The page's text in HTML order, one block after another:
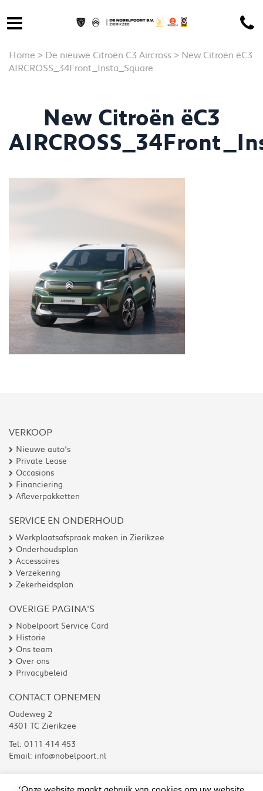
Home > De nieuwe Citroën C3 Aircross > New Citroën ëC3
AIRCROSS_34Front_Insta_Square
New Citroën ëC3
VERKOOP
Nieuwe auto’s
Private Lease
Occasions
Financiering
Afleverpakketten
SERVICE EN ONDERHOUD
Werkplaatsafspraak maken in Zierikzee
Onderhoudsplan
Accessoires
Verzekering
Zekerheidsplan
OVERIGE PAGINA'S
Nobelpoort Service Card
Historie
Ons team
Over ons
Privacybeleid
CONTACT OPNEMEN
Oudeweg 2
4301 TC Zierikzee
Tel: 0111 414 453
Email: info@nobelpoort.nl